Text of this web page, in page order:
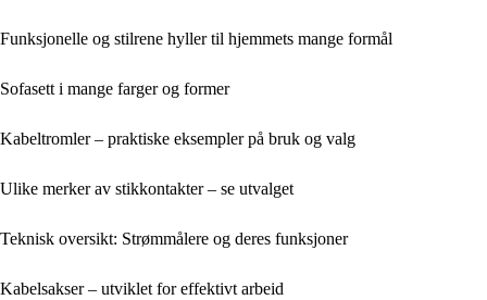
Funksjonelle og stilrene hyller til hjemmets mange formål
Sofasett i mange farger og former
Kabeltromler – praktiske eksempler på bruk og valg
Ulike merker av stikkontakter – se utvalget
Teknisk oversikt: Strømmålere og deres funksjoner
Kabelsakser – utviklet for effektivt arbeid